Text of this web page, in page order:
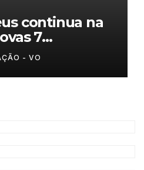
continua na
7
Portugal
- VO